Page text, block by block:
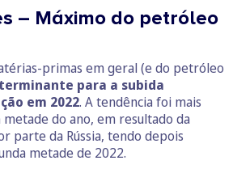
– Máximo do petróleo
primas em geral (e do petróleo
para a subida
em 2022. A tendência foi mais
do ano, em resultado da
parte da Rússia, tendo depois
metade de 2022.